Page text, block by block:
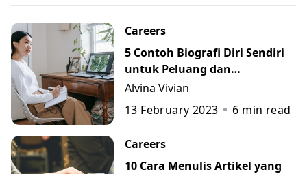
Careers
5 Contoh Biografi Diri Sendiri
untuk Peluang dan
Perkembangan Karier
Alvina Vivian
13 February 2023
6 min read
Careers
10 Cara Menulis Artikel yang